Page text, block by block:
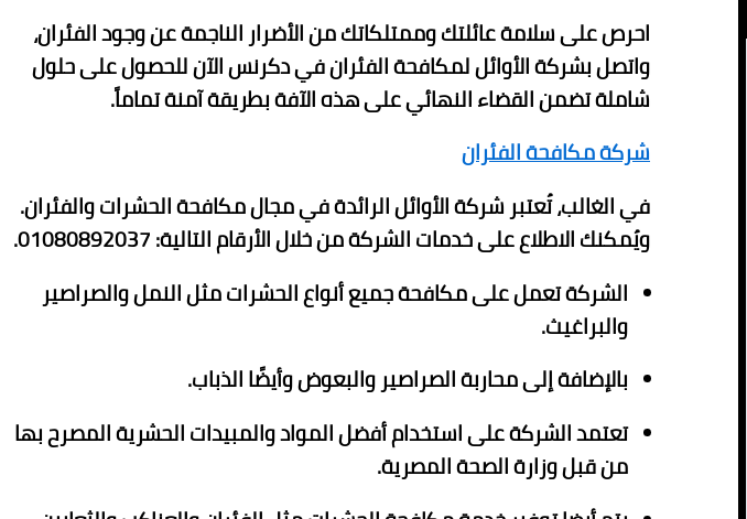
احرص على سلامة عائلتك وممتلكاتك من الأضرار الناجمة عن وجود الفئران،
واتصل بشركة الأوائل لمكافحة الفئران في دكرنس الآن للحصول على حلول
شاملة تضمن القضاء النهائي على هذه الآفة بطريقة آمنة تماماً.
شركة مكافحة الفئران
في الغالب، تُعتبر شركة الأوائل الرائدة في مجال مكافحة الحشرات والفئران.
ويُمكنك الاطلاع على خدمات الشركة من خلال الأرقام التالية: 01080892037.
الشركة تعمل على مكافحة جميع أنواع الحشرات مثل النمل والصراصير
والبراغيث.
بالإضافة إلى محاربة الصراصير والبعوض وأيضًا الذباب.
تعتمد الشركة على استخدام أفضل المواد والمبيدات الحشرية المصرح بها
من قبل وزارة الصحة المصرية.